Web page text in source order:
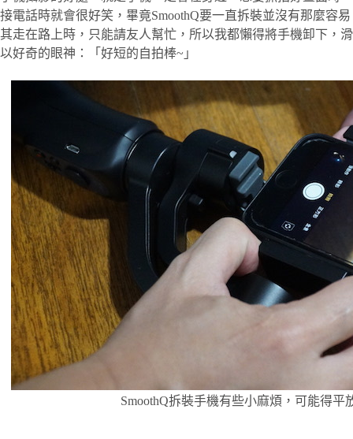
接電話時就會很好笑，畢竟SmoothQ要一直拆裝並沒有那麼容
其走在路上時，只能請友人幫忙，所以我都懶得將手機卸下，
以好奇的眼神：「好短的自拍棒~」
SmoothQ拆裝手機有些小麻煩，可能得平